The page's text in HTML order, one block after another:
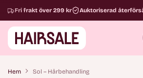
Fri frakt över 299 kr Auktoriserad
Hem Sol – Hårbehandling